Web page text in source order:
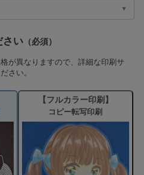
さい （必須）
が異なりますので、詳細な印刷サ
さい。
【フルカラー印刷】
コピー転写印刷